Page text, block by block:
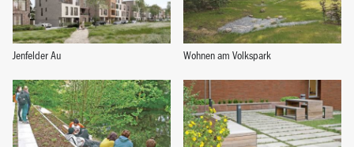
Jenfelder Au Wohnen am Volkspark